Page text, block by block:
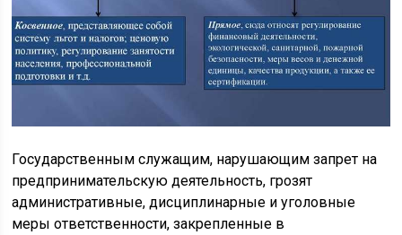
Государственным служащим, нарушающим запрет на
предпринимательскую деятельность, грозят
административные, дисциплинарные и уголовные
меры ответственности, закрепленные в